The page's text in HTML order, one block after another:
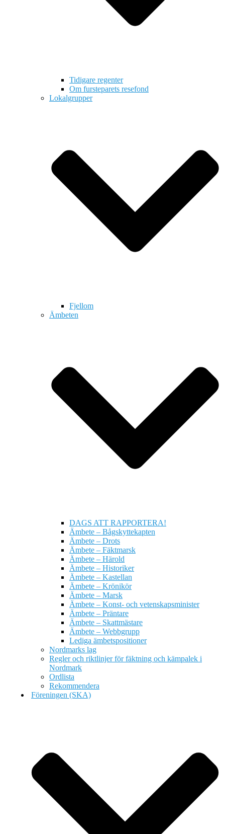
Tidigare regenter
Om fursteparets resefond
Lokalgrupper
Fjellom
Ämbeten
DAGS ATT RAPPORTERA!
Ämbete – Bågskyttekapten
Ämbete – Drots
Ämbete – Fäktmarsk
Ämbete – Härold
Ämbete – Historiker
Ämbete – Kastellan
Ämbete – Krönikör
Ämbete – Marsk
Ämbete – Konst- och vetenskapsminister
Ämbete – Präntare
Ämbete – Skattmästare
Ämbete – Webbgrupp
Lediga ämbetspositioner
Nordmarks lag
Regler och riktlinjer för fäktning och kämpalek i
Nordmark
Ordlista
Rekommendera
Föreningen (SKA)